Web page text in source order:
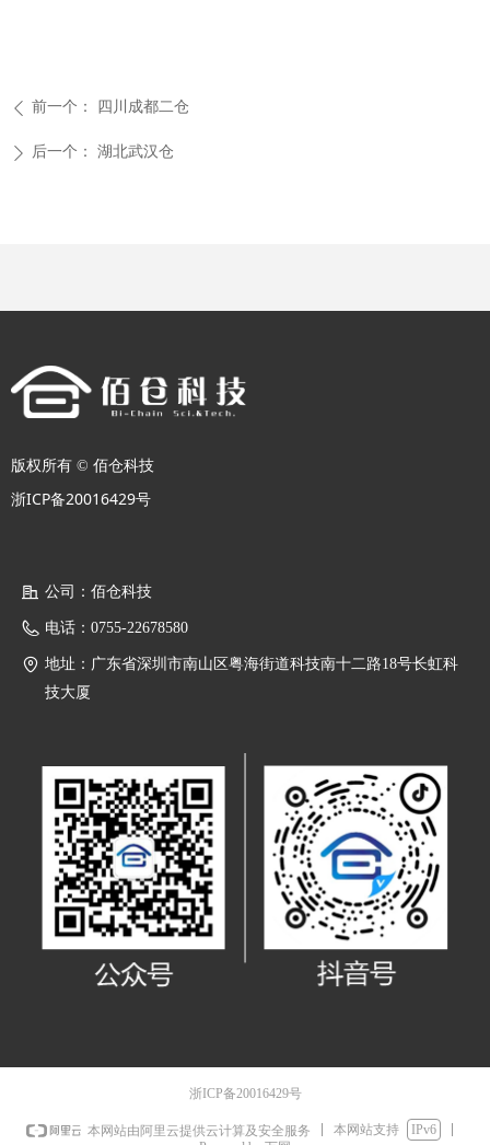
ꄴ 前一个： 四川成都二仓
ꄲ 后一个： 湖北武汉仓
公司： 佰仓科技
电话： 0755-22678580
地址： 广东省深圳市南山区粤海街道科技南十二路18号长虹科
技大厦
浙ICP备20016429号
版权所有 © 佰仓科技
浙ICP备20016429号
本网站由阿里云提供云计算及安全服务 本网站支持
IPv6